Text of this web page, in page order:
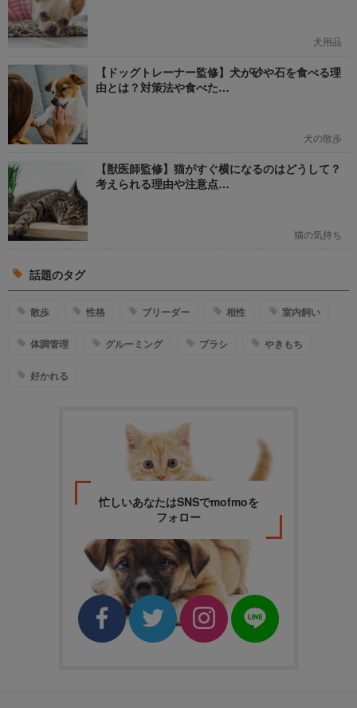
犬用品
【ドッグトレーナー監修】犬が砂や石を食べる理
由とは？対策法や食べた…
犬の散歩
【獣医師監修】猫がすぐ横になるのはどうして？
考えられる理由や注意点…
猫の気持ち
話題のタグ
散歩 性格 ブリーダー 相性 室内飼い
体調管理 グルーミング ブラシ やきもち
好かれる
忙しいあなたはSNSでmofmoを
フォロー